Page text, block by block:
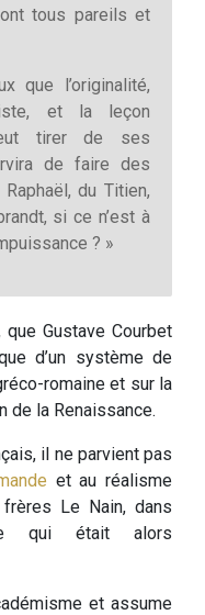
tous pareils et
que l’originalité,
et la leçon
tirer de ses
de faire des
du Titien,
si ce n’est à
? »
Gustave Courbet
d’un système de
romaine et sur la
de la Renaissance.
il ne parvient pas
et au réalisme
frères Le Nain, dans
qui était alors
et assume